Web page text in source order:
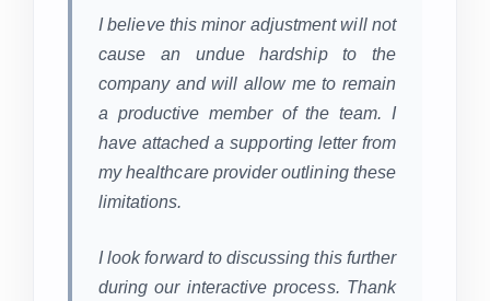
I believe this minor adjustment will not
cause an undue hardship to the
company and will allow me to remain
a productive member of the team. I
have attached a supporting letter from
my healthcare provider outlining these
limitations.
I look forward to discussing this further
during our interactive process. Thank